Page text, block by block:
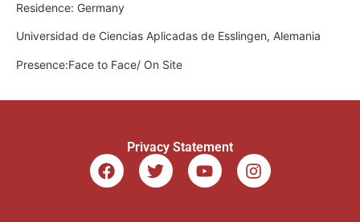
Residence: Germany
Universidad de Ciencias Aplicadas de Esslingen, Alemania
Presence:Face to Face/ On Site
Privacy Statement